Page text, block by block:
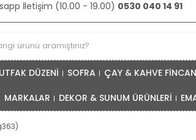
İletişim (10.00 - 19.00) 0530 040 14 91
DÜZENİ SOFRA ÇAY & KAHVE
MARKALAR DEKOR & SUNUM ÜRÜNLERİ